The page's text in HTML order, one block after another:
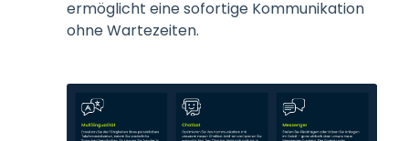
ermöglicht eine sofortige Kommunikation
ohne Wartezeiten.